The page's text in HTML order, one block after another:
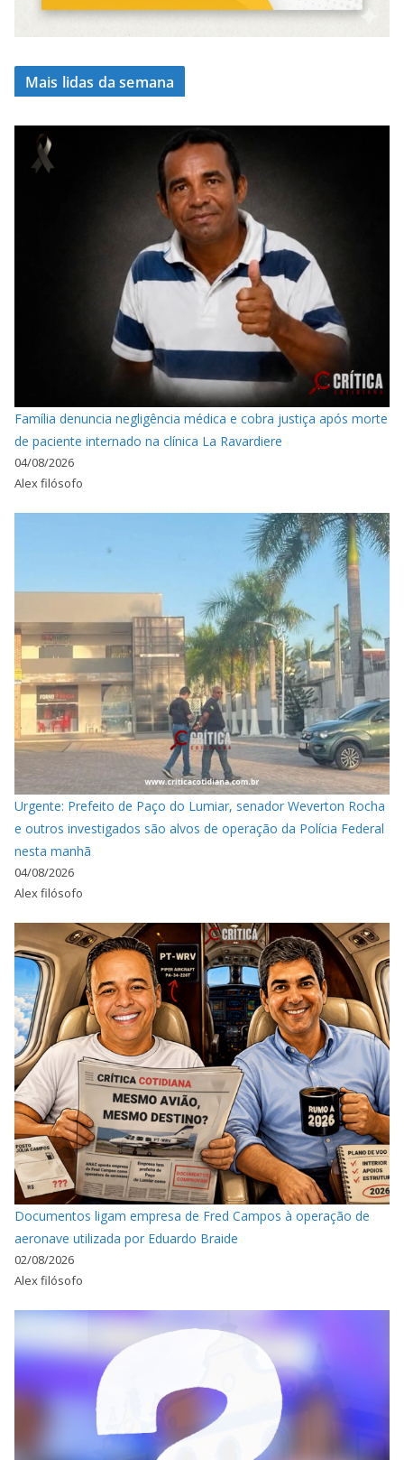
Mais lidas da semana
Família denuncia negligência médica e cobra justiça após morte
de paciente internado na clínica La Ravardiere
04/08/2026
Alex filósofo
Urgente: Prefeito de Paço do Lumiar, senador Weverton Rocha
e outros investigados são alvos de operação da Polícia Federal
nesta manhã
04/08/2026
Alex filósofo
Documentos ligam empresa de Fred Campos à operação de
aeronave utilizada por Eduardo Braide
02/08/2026
Alex filósofo